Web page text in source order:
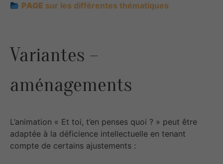
PAGE sur les différentes thématiques
Variantes –
aménagements
L’animation « Et toi, t’en penses quoi ? » peut être
adaptée à la déficience intellectuelle en tenant
compte de certains ajustements :